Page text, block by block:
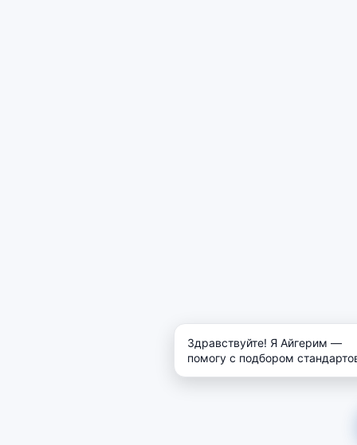
Здравствуйте! Я Айгерим —
помогу с подбором